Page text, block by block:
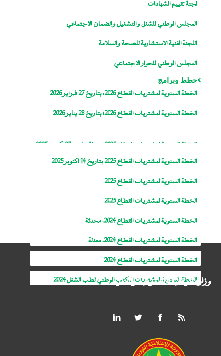
لجنة تقييم الشهادات
المجلس الوطني للشغل والتشغيل والضمان الاجتماعي
اللجنة الفنية الاستشارية للصحة والسلامة
المجلس الوطني للحوار الاجتماعي
خطط وبرامج
الخطة السنوية لمشتريات القطاع 2026، بتاريخ 27 فبراير 2026
الخطة السنوية لمشتريات القطاع 2026؛ بتاريخ 28 يناير 2026
الخطة السنوية لمشتريات القطاع 2025، معدلة بتاريخ 27 اكتوبر 2025
الخطة السنوية لمشتريات القطاع 2025 بتاريخ 14 اكتوبر 2025
الخطة السنوية لمشتريات القطاع 2025
الخطة السنوية لمشتريات القطاع 2025
الخطة السنوية لمشتريات القطاع 2024، محدثة
الخطة السنوية لمشتريات القطاع 2024، معدلة
الخطة السنوية لمشتريات القطاع 2024
الخطة السنوية لمشتريات المكتب الوطني لطب الشغل 2024
وزارة الوظيفة العمومية والعمل